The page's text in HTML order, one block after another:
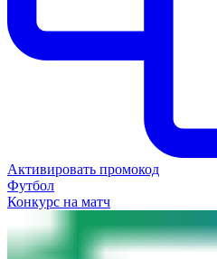
Активировать промокод
Футбол
Конкурс на матч